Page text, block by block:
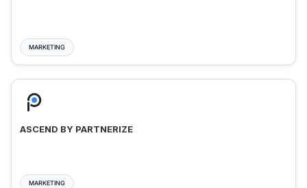
MARKETING
ASCEND BY PARTNERIZE
MARKETING